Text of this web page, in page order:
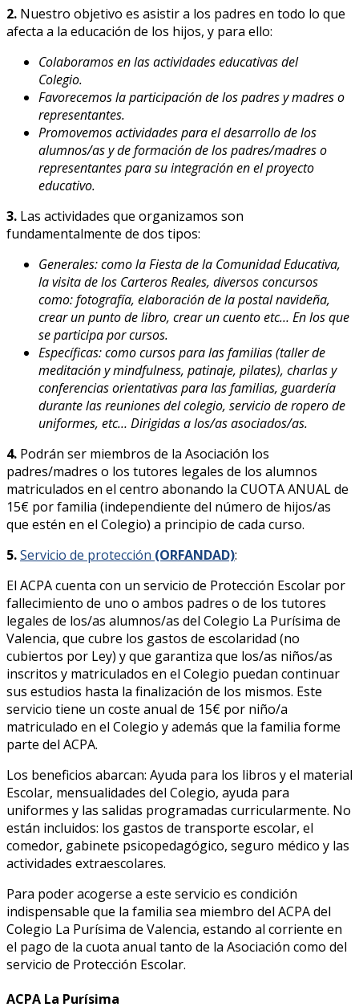
2. Nuestro objetivo es asistir a los padres en todo lo que
afecta a la educación de los hijos, y para ello:
Colaboramos en las actividades educativas del
Colegio.
Favorecemos la participación de los padres y madres o
representantes.
Promovemos actividades para el desarrollo de los
alumnos/as y de formación de los padres/madres o
representantes para su integración en el proyecto
educativo.
3. Las actividades que organizamos son
fundamentalmente de dos tipos:
Generales: como la Fiesta de la Comunidad Educativa,
la visita de los Carteros Reales, diversos concursos
como: fotografía, elaboración de la postal navideña,
crear un punto de libro, crear un cuento etc… En los que
se participa por cursos.
Específicas: como cursos para las familias (taller de
meditación y mindfulness, patinaje, pilates), charlas y
conferencias orientativas para las familias, guardería
durante las reuniones del colegio, servicio de ropero de
uniformes, etc… Dirigidas a los/as asociados/as.
4. Podrán ser miembros de la Asociación los
padres/madres o los tutores legales de los alumnos
matriculados en el centro abonando la CUOTA ANUAL de
15€ por familia (independiente del número de hijos/as
que estén en el Colegio) a principio de cada curso.
5.Servicio de protección (ORFANDAD):
El ACPA cuenta con un servicio de Protección Escolar por
fallecimiento de uno o ambos padres o de los tutores
legales de los/as alumnos/as del Colegio La Purísima de
Valencia, que cubre los gastos de escolaridad (no
cubiertos por Ley) y que garantiza que los/as niños/as
inscritos y matriculados en el Colegio puedan continuar
sus estudios hasta la finalización de los mismos. Este
servicio tiene un coste anual de 15€ por niño/a
matriculado en el Colegio y además que la familia forme
parte del ACPA.
Los beneficios abarcan: Ayuda para los libros y el material
Escolar, mensualidades del Colegio, ayuda para
uniformes y las salidas programadas curricularmente. No
están incluidos: los gastos de transporte escolar, el
comedor, gabinete psicopedagógico, seguro médico y las
actividades extraescolares.
Para poder acogerse a este servicio es condición
indispensable que la familia sea miembro del ACPA del
Colegio La Purísima de Valencia, estando al corriente en
el pago de la cuota anual tanto de la Asociación como del
servicio de Protección Escolar.
ACPA La Purísima